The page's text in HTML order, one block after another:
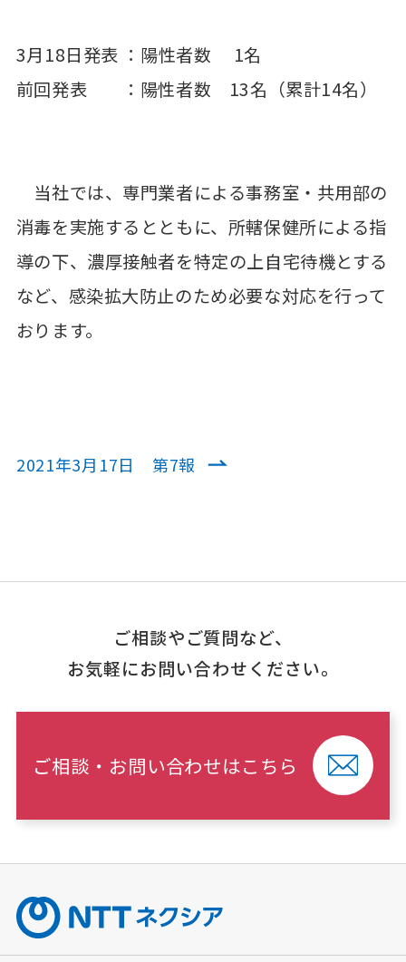
3月18日発表 ：陽性者数 1名
前回発表 ：陽性者数 13名（累計14名）
当社では、専門業者による事務室・共用部の
消毒を実施するとともに、所轄保健所による指
導の下、濃厚接触者を特定の上自宅待機とする
など、感染拡大防止のため必要な対応を行って
おります。
2021年3月17日 第7報
ご相談やご質問など、
お気軽にお問い合わせください。
ご相談・お問い合わせはこちら